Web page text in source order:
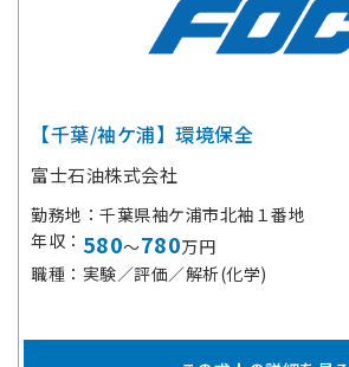
【千葉/袖ケ浦】環境保全
富士石油株式会社
勤務地
千葉県袖ケ浦市北袖１番地
年収
580～780万円
職種
実験／評価／解析(化学)